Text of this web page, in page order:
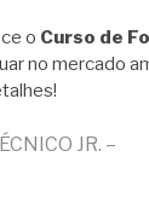
o Curso de
no mercado
JR. –